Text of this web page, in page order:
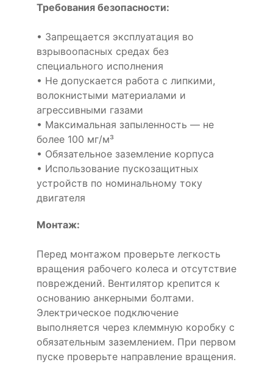
Требования безопасности:
• Запрещается эксплуатация во
взрывоопасных средах без
специального исполнения
• Не допускается работа с липкими,
волокнистыми материалами и
агрессивными газами
• Максимальная запыленность — не
более 100 мг/м³
• Обязательное заземление корпуса
• Использование пускозащитных
устройств по номинальному току
двигателя
Монтаж:
Перед монтажом проверьте легкость
вращения рабочего колеса и отсутствие
повреждений. Вентилятор крепится к
основанию анкерными болтами.
Электрическое подключение
выполняется через клеммную коробку с
обязательным заземлением. При первом
пуске проверьте направление вращения.